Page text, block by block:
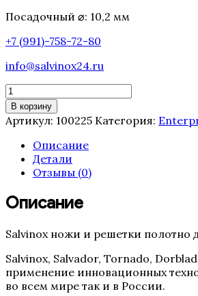
Посадочный ⌀: 10,2 мм
+7 (991)-758-72-80
info@salvinox24.ru
Количество
товара
Решетка
Enterprise
втулкой
Salvador
(12
В корзину
Артикул: 100225 Категория:
Описание
Детали
Отзывы (0)
Описание
Salvinox ножи и решетки полотно
Salvinox, Salvador, Tornado,
применение инновационных
во всем мире так и в России.